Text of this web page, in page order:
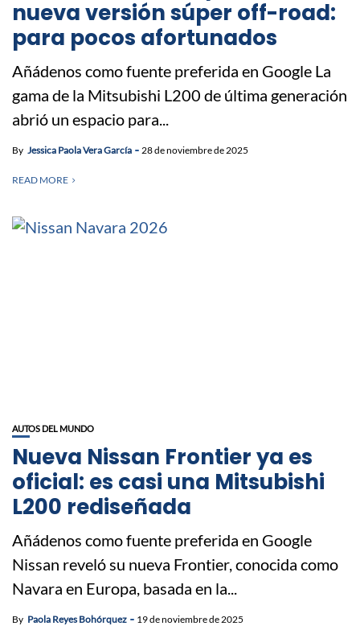
nueva versión súper off-road:
para pocos afortunados
Añádenos como fuente preferida en Google La
gama de la Mitsubishi L200 de última generación
abrió un espacio para...
By Jessica Paola Vera García 28 de noviembre de 2025
READ MORE
AUTOS DEL MUNDO
Nueva Nissan Frontier ya es
oficial: es casi una Mitsubishi
L200 rediseñada
Añádenos como fuente preferida en Google
Nissan reveló su nueva Frontier, conocida como
Navara en Europa, basada en la...
By Paola Reyes Bohórquez 19 de noviembre de 2025